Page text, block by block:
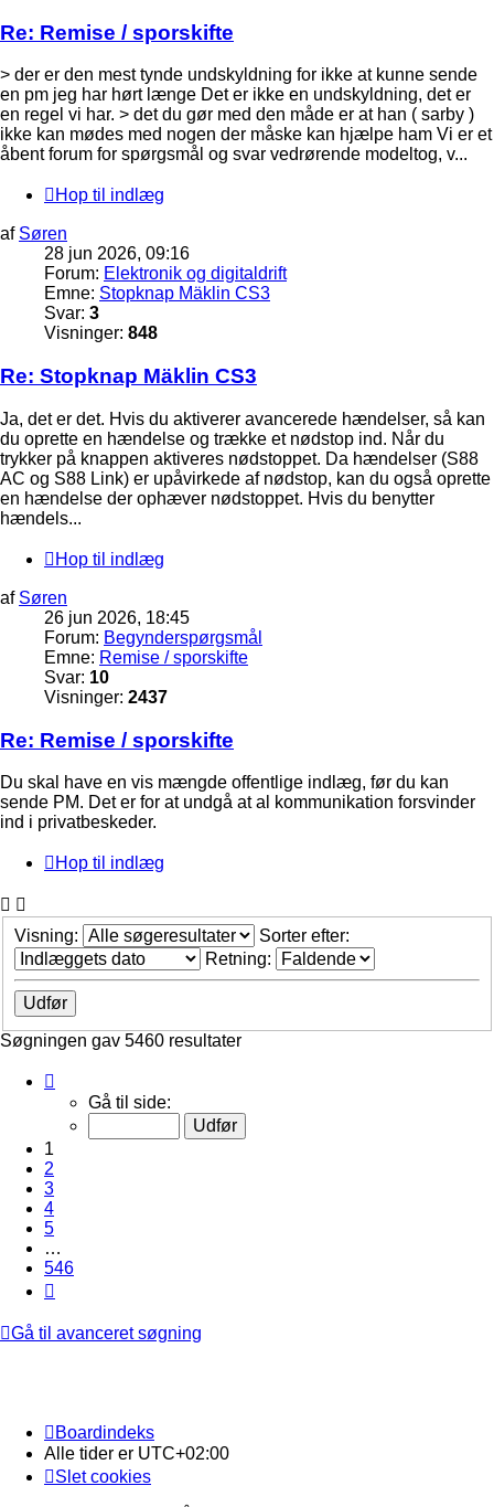
Re: Remise / sporskifte
> der er den mest tynde undskyldning for ikke at kunne sende
en pm jeg har hørt længe Det er ikke en undskyldning, det er
en regel vi har. > det du gør med den måde er at han ( sarby )
ikke kan mødes med nogen der måske kan hjælpe ham Vi er et
åbent forum for spørgsmål og svar vedrørende modeltog, v...
Hop til indlæg
af Søren
28 jun 2026, 09:16
Forum: Elektronik og digitaldrift
Emne: Stopknap Mäklin CS3
Svar: 3
Visninger: 848
Re: Stopknap Mäklin CS3
Ja, det er det. Hvis du aktiverer avancerede hændelser, så kan
du oprette en hændelse og trække et nødstop ind. Når du
trykker på knappen aktiveres nødstoppet. Da hændelser (S88
AC og S88 Link) er upåvirkede af nødstop, kan du også oprette
en hændelse der ophæver nødstoppet. Hvis du benytter
hændels...
Hop til indlæg
af Søren
26 jun 2026, 18:45
Forum: Begynderspørgsmål
Emne: Remise / sporskifte
Svar: 10
Visninger: 2437
Re: Remise / sporskifte
Du skal have en vis mængde offentlige indlæg, før du kan
sende PM. Det er for at undgå at al kommunikation forsvinder
ind i privatbeskeder.
Hop til indlæg
Visning:
Sorter efter:
Retning:
Søgningen gav 5460 resultater
546
Gå til side:
1
2
3
4
5
…
546
Gå til avanceret søgning
Boardindeks
Alle tider er UTC+02:00
Slet cookies